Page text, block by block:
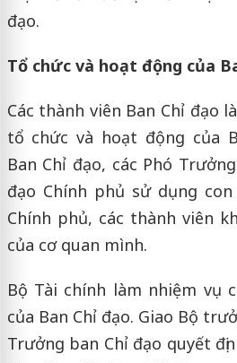
đạo.
Tổ chức và hoạt động của
Các thành viên Ban Chỉ đạo
tổ chức và hoạt động của
Ban Chỉ đạo, các Phó
đạo Chính phủ sử dụng
Chính phủ, các thành viên
của cơ quan mình.
Bộ Tài chính làm nhiệm vụ
của Ban Chỉ đạo. Giao Bộ
Trưởng ban Chỉ đạo quyết